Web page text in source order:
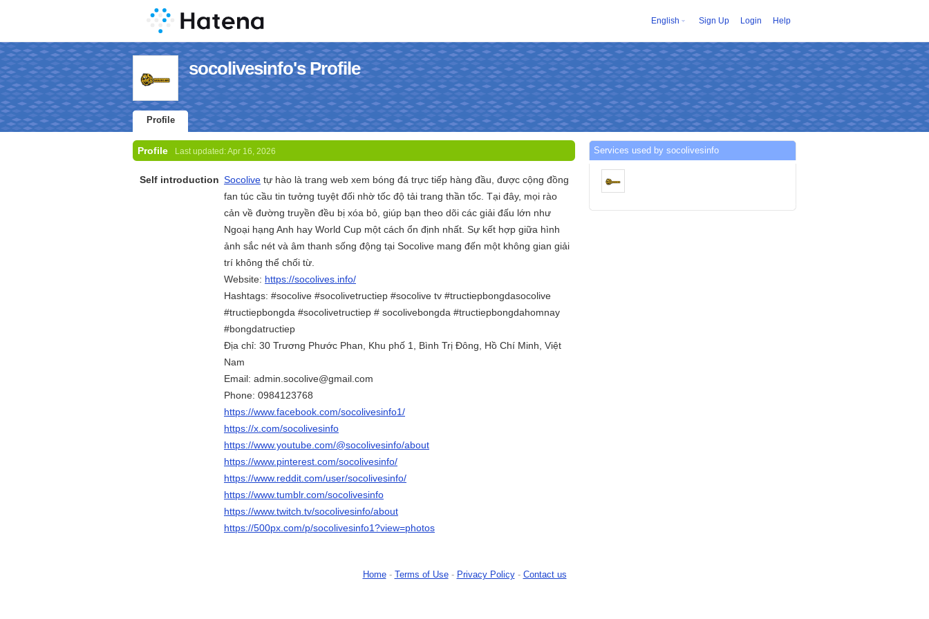
English Sign Up Login Help
socolivesinfo's Profile
Profile
Profile Last updated:Apr 16, 2026
Self introduction Socolive tự hào là trang web xem bóng đá trực tiếp hàng đầu, được cộng đồng
fan túc cầu tin tưởng tuyệt đối nhờ tốc độ tải trang thần tốc. Tại đây, mọi rào
cản về đường truyền đều bị xóa bỏ, giúp bạn theo dõi các giải đấu lớn như
Ngoại hạng Anh hay World Cup một cách ổn định nhất. Sự kết hợp giữa hình
ảnh sắc nét và âm thanh sống động tại Socolive mang đến một không gian giải
trí không thể chối từ.
Website: https://socolives.info/
Hashtags: #socolive #socolivetructiep #socolive tv #tructiepbongdasocolive
#tructiepbongda #socolivetructiep # socolivebongda #tructiepbongdahomnay
#bongdatructiep
Địa chỉ: 30 Trương Phước Phan, Khu phố 1, Bình Trị Đông, Hồ Chí Minh, Việt
Nam
Email: admin.socolive@gmail.com
Phone: 0984123768
https://www.facebook.com/socolivesinfo1/
https://x.com/socolivesinfo
https://www.youtube.com/@socolivesinfo/about
https://www.pinterest.com/socolivesinfo/
https://www.reddit.com/user/socolivesinfo/
https://www.tumblr.com/socolivesinfo
https://www.twitch.tv/socolivesinfo/about
https://500px.com/p/socolivesinfo1?view=photos
Services used by socolivesinfo
Home- Terms of Use- Privacy Policy- Contact us